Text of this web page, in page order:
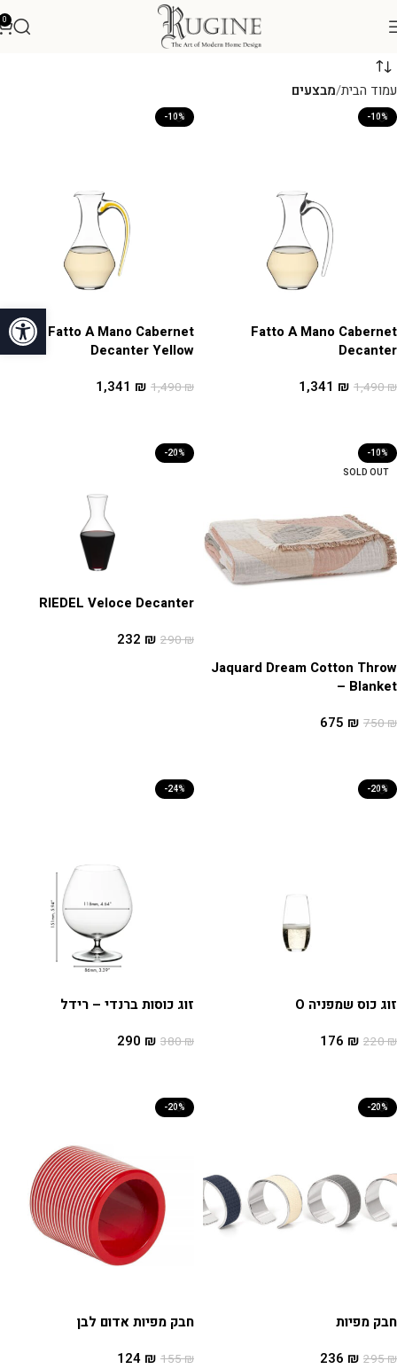
פתח
0
עמוד הבית מבצעים
-10%
Fatto A Mano Cabernet
Decanter
1,490₪
1,341 ₪
-10%
Fatto A Mano Cabernet
Decanter Yellow
1,490₪
1,341 ₪
-10%
SOLD OUT
Jaquard Dream Cotton Throw
– Blanket
750₪
675 ₪
-20%
RIEDEL Veloce Decanter
290₪
232 ₪
-20%
זוג כוס שמפניה O
220₪
176 ₪
-24%
זוג כוסות ברנדי – רידל
380₪
290 ₪
-20%
חבק מפיות
295₪
236 ₪
-20%
חבק מפיות אדום לבן
155₪
124 ₪